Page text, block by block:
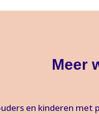
Meer
en kinderen